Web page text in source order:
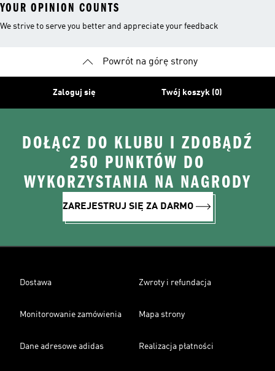
YOUR OPINION COUNTS
We strive to serve you better and appreciate your feedback
Powrót na górę strony
Zaloguj się Twój koszyk (0)
DOŁĄCZ DO KLUBU I ZDOBĄDŹ
250 PUNKTÓW DO
WYKORZYSTANIA NA NAGRODY
ZAREJESTRUJ SIĘ ZA DARMO
Dostawa Zwroty i refundacja
Monitorowanie zamówienia Mapa strony
Dane adresowe adidas Realizacja płatności